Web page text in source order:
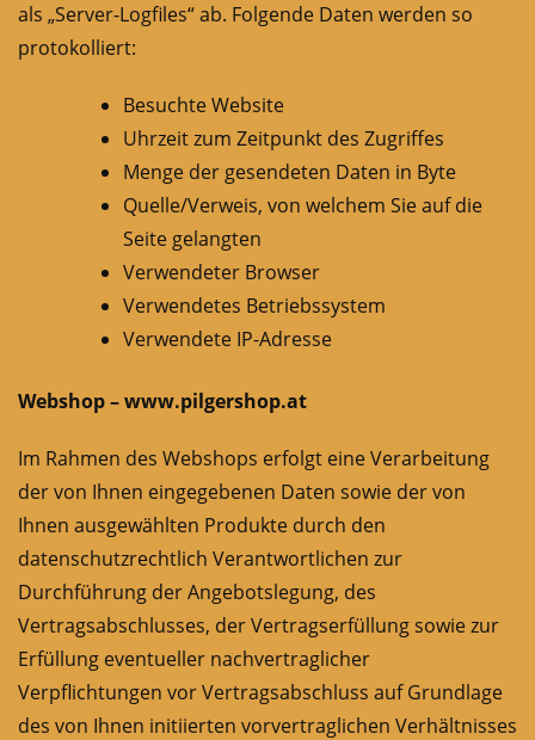
als „Server-Logfiles“ ab. Folgende Daten werden so
protokolliert:
Besuchte Website
Uhrzeit zum Zeitpunkt des Zugriffes
Menge der gesendeten Daten in Byte
Quelle/Verweis, von welchem Sie auf die
Seite gelangten
Verwendeter Browser
Verwendetes Betriebssystem
Verwendete IP-Adresse
Webshop – www.pilgershop.at
Im Rahmen des Webshops erfolgt eine Verarbeitung
der von Ihnen eingegebenen Daten sowie der von
Ihnen ausgewählten Produkte durch den
datenschutzrechtlich Verantwortlichen zur
Durchführung der Angebotslegung, des
Vertragsabschlusses, der Vertragserfüllung sowie zur
Erfüllung eventueller nachvertraglicher
Verpflichtungen vor Vertragsabschluss auf Grundlage
des von Ihnen initiierten vorvertraglichen Verhältnisses